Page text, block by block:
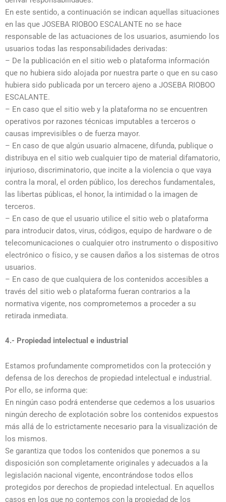
En este sentido, a continuación se indican aquellas situaciones
en las que JOSEBA RIOBOO ESCALANTE no se hace
responsable de las actuaciones de los usuarios, asumiendo los
usuarios todas las responsabilidades derivadas:
– De la publicación en el sitio web o plataforma información
que no hubiera sido alojada por nuestra parte o que en su caso
hubiera sido publicada por un tercero ajeno a JOSEBA RIOBOO
ESCALANTE.
– En caso que el sitio web y la plataforma no se encuentren
operativos por razones técnicas imputables a terceros o
causas imprevisibles o de fuerza mayor.
– En caso de que algún usuario almacene, difunda, publique o
distribuya en el sitio web cualquier tipo de material difamatorio,
injurioso, discriminatorio, que incite a la violencia o que vaya
contra la moral, el orden público, los derechos fundamentales,
las libertas públicas, el honor, la intimidad o la imagen de
terceros.
– En caso de que el usuario utilice el sitio web o plataforma
para introducir datos, virus, códigos, equipo de hardware o de
telecomunicaciones o cualquier otro instrumento o dispositivo
electrónico o físico, y se causen daños a los sistemas de otros
usuarios.
– En caso de que cualquiera de los contenidos accesibles a
través del sitio web o plataforma fueran contrarios a la
normativa vigente, nos comprometemos a proceder a su
retirada inmediata.
4.- Propiedad intelectual e industrial
Estamos profundamente comprometidos con la protección y
defensa de los derechos de propiedad intelectual e industrial.
Por ello, se informa que:
En ningún caso podrá entenderse que cedemos a los usuarios
ningún derecho de explotación sobre los contenidos expuestos
más allá de lo estrictamente necesario para la visualización de
los mismos.
Se garantiza que todos los contenidos que ponemos a su
disposición son completamente originales y adecuados a la
legislación nacional vigente, encontrándose todos ellos
protegidos por derechos de propiedad intelectual. En aquellos
casos en los que no contemos con la propiedad de los